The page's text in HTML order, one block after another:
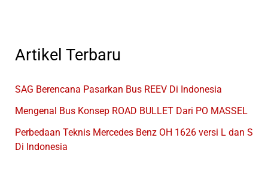
Artikel Terbaru
SAG Berencana Pasarkan Bus REEV Di Indonesia
Mengenal Bus Konsep ROAD BULLET Dari PO MASSEL
Perbedaan Teknis Mercedes Benz OH 1626 versi L dan S
Di Indonesia